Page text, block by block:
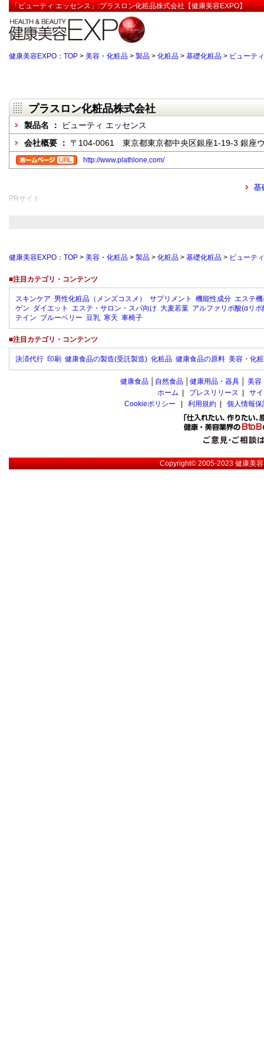
「ビューティ エッセンス」:プラスロン化粧品株式会社【健康美容EXPO】
健康美容EXPO：TOP > 美容・化粧品 > 製品 > 化粧品 > 基礎化粧品 > ビューテ
プラスロン化粧品株式会社
製品名 ：
ビューティ エッセンス
会社概要 ： 〒104-0061 東京都東京都中央区銀座1-19-3 銀座
http://www.plathlone.com/
基
PRサイト
健康美容EXPO：TOP > 美容・化粧品 > 製品 > 化粧品 > 基礎化粧品 > ビューテ
■注目カテゴリ・コンテンツ
スキンケア 男性化粧品（メンズコスメ） サプリメント 機能性成分 エステ
ゲン ダイエット エステ・サロン・スパ向け 大麦若葉 アルファリポ酸(αリポ
テイン ブルーベリー 豆乳 寒天 車椅子
■注目カテゴリ・コンテンツ
決済代行 印刷 健康食品の製造(受託製造) 化粧品 健康食品の原料 美容・化
健康食品 自然食品 健康用品・器具 美容
ホーム
プレスリリース
サ
Cookieポリシー
利用規約 個人情報
Copyright© 2005-2023健康美